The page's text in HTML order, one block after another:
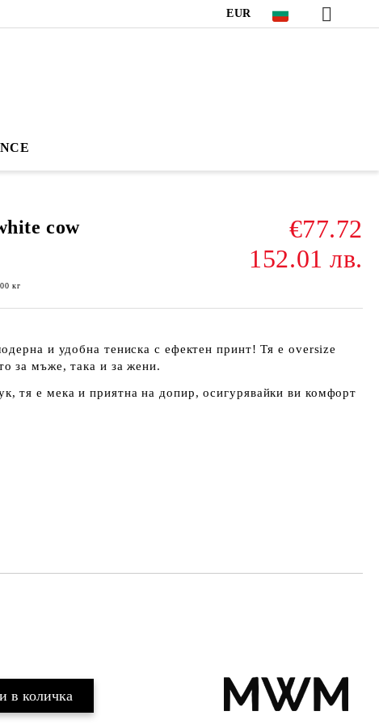
EUR
cow
€77.72
152.01 лв.
кг
и удобна тениска с ефектен принт! Тя е oversize
за мъже, така и за жени.
, тя е мека и приятна на допир, осигурявайки ви комфорт